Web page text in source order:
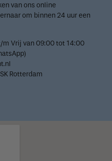
van ons online
om binnen 24 uur een
m Vrij van 09:00 tot 14:00
Rotterdam